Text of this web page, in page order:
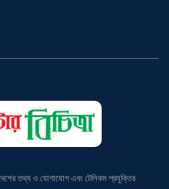
তথ্য ও যোগাযোগ এবং টেলিকম প্রযুক্তির